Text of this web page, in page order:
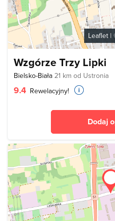
Leaflet |
Wzgórze Trzy Lipki
Bielsko-Biała 21 km od Ustronia
9.4 Rewelacyjny!
Dodaj